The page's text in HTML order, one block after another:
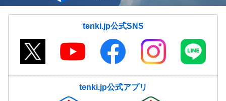
tenki.jp公式SNS
tenki.jp公式アプリ